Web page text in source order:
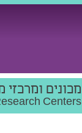
מכונים
Centers